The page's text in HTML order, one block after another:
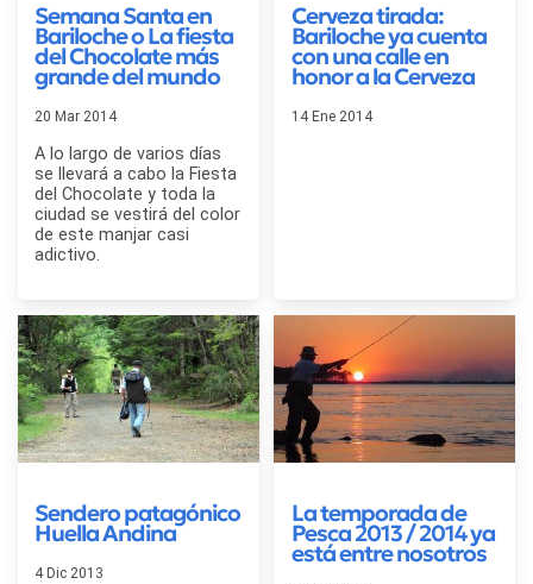
Semana Santa en
Bariloche o La fiesta
del Chocolate más
grande del mundo
20 Mar 2014
A lo largo de varios días
se llevará a cabo la Fiesta
del Chocolate y toda la
ciudad se vestirá del color
de este manjar casi
adictivo.
Cerveza tirada:
Bariloche ya cuenta
con una calle en
honor a la Cerveza
14 Ene 2014
Sendero patagónico
Huella Andina
4 Dic 2013
La temporada de
Pesca 2013 / 2014 ya
está entre nosotros